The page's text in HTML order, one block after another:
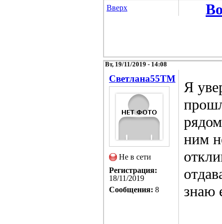
Вверх
Вт, 19/11/2019 - 14:08
Светлана55TM
Не в сети
Регистрация:
18/11/2019
Сообщения: 8
Я
ним
знаю